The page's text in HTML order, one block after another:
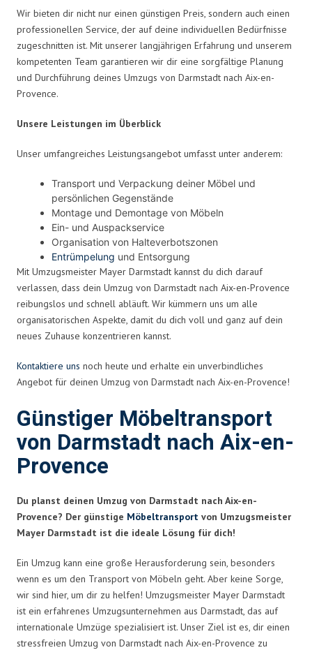
Wir bieten dir nicht nur einen günstigen Preis, sondern auch einen
professionellen Service, der auf deine individuellen Bedürfnisse
zugeschnitten ist. Mit unserer langjährigen Erfahrung und unserem
kompetenten Team garantieren wir dir eine sorgfältige Planung
und Durchführung deines Umzugs von Darmstadt nach Aix-en-
Provence.
Unsere Leistungen im Überblick
Unser umfangreiches Leistungsangebot umfasst unter anderem:
Transport und Verpackung deiner Möbel und
persönlichen Gegenstände
Montage und Demontage von Möbeln
Ein- und Auspackservice
Organisation von Halteverbotszonen
Entrümpelung und Entsorgung
Mit Umzugsmeister Mayer Darmstadt kannst du dich darauf
verlassen, dass dein Umzug von Darmstadt nach Aix-en-Provence
reibungslos und schnell abläuft. Wir kümmern uns um alle
organisatorischen Aspekte, damit du dich voll und ganz auf dein
neues Zuhause konzentrieren kannst.
Kontaktiere uns noch heute und erhalte ein unverbindliches
Angebot für deinen Umzug von Darmstadt nach Aix-en-Provence!
Günstiger Möbeltransport
von Darmstadt nach Aix-en-
Provence
Du planst deinen Umzug von Darmstadt nach Aix-en-
Provence? Der günstige Möbeltransport von Umzugsmeister
Mayer Darmstadt ist die ideale Lösung für dich!
Ein Umzug kann eine große Herausforderung sein, besonders
wenn es um den Transport von Möbeln geht. Aber keine Sorge,
wir sind hier, um dir zu helfen! Umzugsmeister Mayer Darmstadt
ist ein erfahrenes Umzugsunternehmen aus Darmstadt, das auf
internationale Umzüge spezialisiert ist. Unser Ziel ist es, dir einen
stressfreien Umzug von Darmstadt nach Aix-en-Provence zu